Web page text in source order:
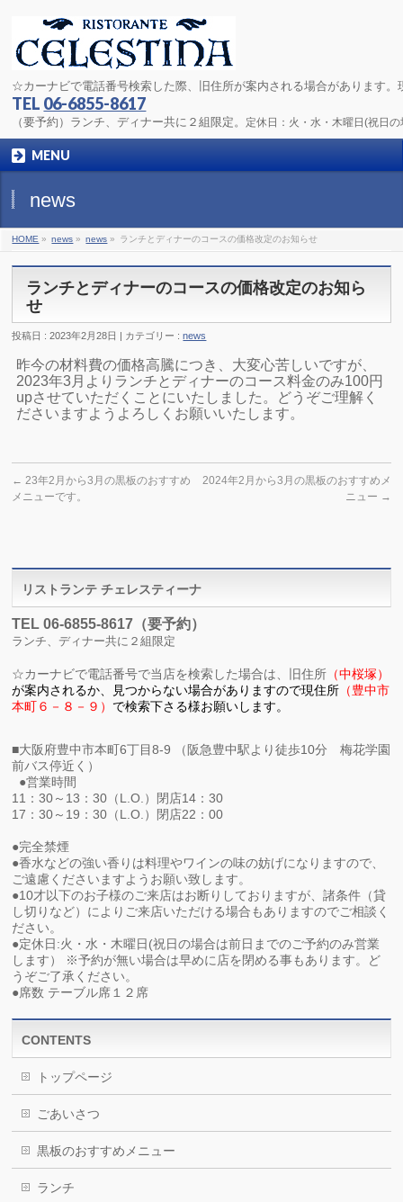
☆カーナビで電話番号検索した際、旧住所が案内される場合があります。
TEL 06-6855-8617
（要予約）ランチ、ディナー共に２組限定。 定休日：火・水・木曜日(祝日
MENU
news
HOME » news » news » ランチとディナーのコースの価格改定のお知らせ
ランチとディナーのコースの価格改定のお知ら
せ
投稿日 : 2023年2月28日 カテゴリー :news
昨今の材料費の価格高騰につき、大変心苦しいですが、
2023年3月よりランチとディナーのコース料金のみ100円
upさせていただくことにいたしました。 どうぞご理解く
ださいますようよろしくお願いいたします。
← 23年2月から3月の黒板のおすすめ
メニューです。
2024年2月から3月の黒板のおすすめメ
ニュー →
リストランテ チェレスティーナ
TEL 06-6855-8617（要予約）
ランチ、ディナー共に２組限定
☆カーナビで電話番号で当店を検索した場合は、旧住所 （中桜塚）
が案内されるか、見つからない場合がありますので現住所 （豊中市
本町６－８－９） で検索下さる様お願いします。
■大阪府豊中市本町6丁目8-9 （阪急豊中駅より徒歩10分 梅花学園
前バス停近く）
●営業時間
11：30～13：30（L.O.）閉店14：30
17：30～19：30（L.O.）閉店22：00
●完全禁煙
●香水などの強い香りは料理やワインの味の妨げになりますので、
ご遠慮くださいますようお願い致します。
●10才以下のお子様のご来店はお断りしておりますが、諸条件（貸
し切りなど）によりご来店いただける場合もありますのでご相談く
ださい。
●定休日:火・水・木曜日(祝日の場合は前日までのご予約のみ営業
します） ※予約が無い場合は早めに店を閉める事もあります。ど
うぞご了承ください。
●席数 テーブル席１２席
CONTENTS
トップページ
ごあいさつ
黒板のおすすめメニュー
ランチ